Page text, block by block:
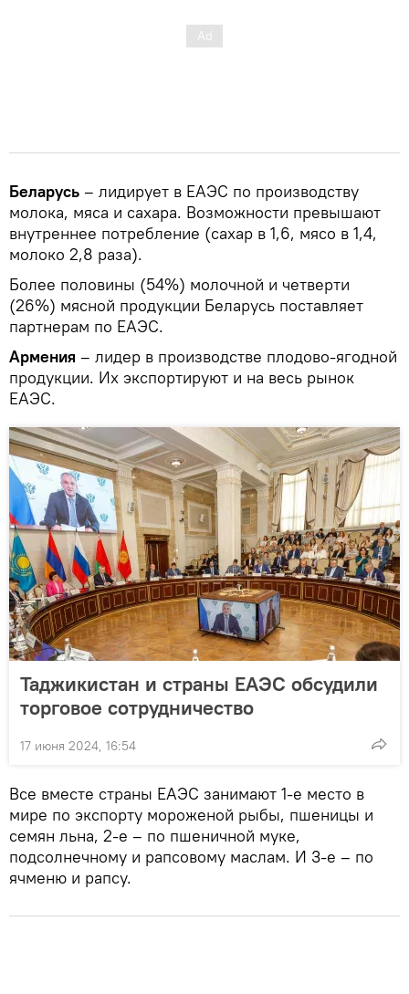
Беларусь – лидирует в ЕАЭС по производству
молока, мяса и сахара. Возможности превышают
внутреннее потребление (сахар в 1,6, мясо в 1,4,
молоко 2,8 раза).
Более половины (54%) молочной и четверти
(26%) мясной продукции Беларусь поставляет
партнерам по ЕАЭС.
Армения – лидер в производстве плодово-ягодной
продукции. Их экспортируют и на весь рынок
ЕАЭС.
Таджикистан и страны ЕАЭС обсудили
торговое сотрудничество
17 июня 2024, 16:54
Все вместе страны ЕАЭС занимают 1-е место в
мире по экспорту мороженой рыбы, пшеницы и
семян льна, 2-е – по пшеничной муке,
подсолнечному и рапсовому маслам. И 3-е – по
ячменю и рапсу.